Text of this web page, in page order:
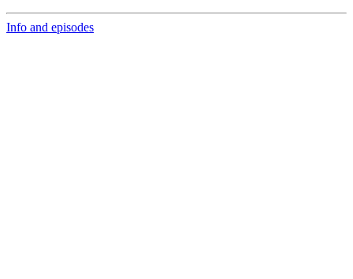
Info and episodes